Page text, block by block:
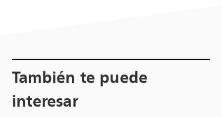
También te puede
interesar